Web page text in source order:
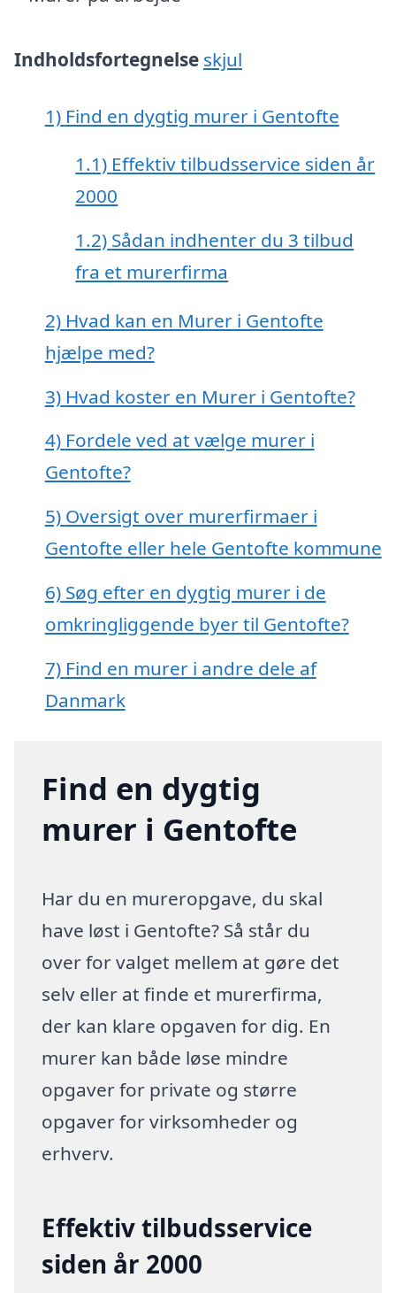
Indholdsfortegnelse skjul
1) Find en dygtig murer i Gentofte
1.1) Effektiv tilbudsservice siden år
2000
1.2) Sådan indhenter du 3 tilbud
fra et murerfirma
2) Hvad kan en Murer i Gentofte
hjælpe med?
3) Hvad koster en Murer i Gentofte?
4) Fordele ved at vælge murer i
Gentofte?
5) Oversigt over murerfirmaer i
Gentofte eller hele Gentofte kommune
6) Søg efter en dygtig murer i de
omkringliggende byer til Gentofte?
7) Find en murer i andre dele af
Danmark
Find en dygtig
murer i Gentofte
Har du en mureropgave, du skal
have løst i Gentofte? Så står du
over for valget mellem at gøre det
selv eller at finde et murerfirma,
der kan klare opgaven for dig. En
murer kan både løse mindre
opgaver for private og større
opgaver for virksomheder og
erhverv.
Effektiv tilbudsservice
siden år 2000